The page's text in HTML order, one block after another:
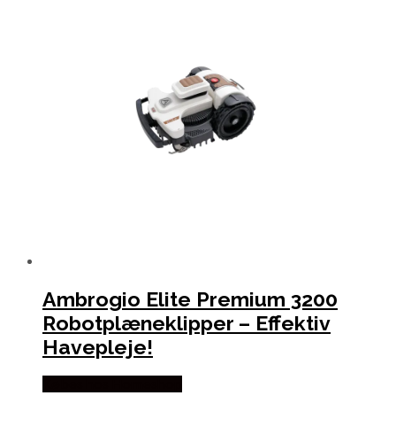
Ambrogio Elite Premium 3200
Robotplæneklipper – Effektiv
Havepleje!